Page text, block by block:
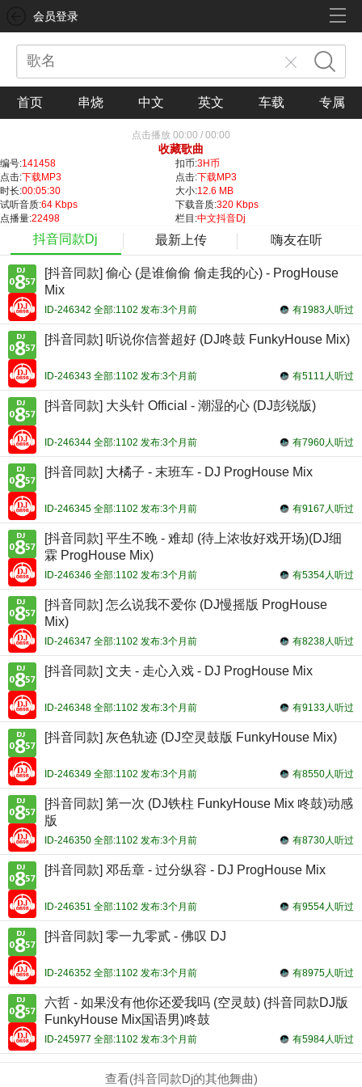
会员登录
首页 串烧 中文 英文 车载 专属
点击播放 00:00 / 00:00
收藏歌曲
编号:141458 扣币:3H币
点击:下载MP3 点击:下载MP3
时长:00:05:30 大小:12.6 MB
试听音质:64 Kbps 下载音质:320 Kbps
点播量:22498 栏目:中文抖音Dj
抖音同款Dj 最新上传 嗨友在听
[抖音同款] 偷心 (是谁偷偷 偷走我的心) - ProgHouse
Mix
有1983人听过
ID-246342 全部:1102 发布:3个月前
[抖音同款] 听说你信誉超好 (DJ咚鼓 FunkyHouse Mix)
有5111人听过
ID-246343 全部:1102 发布:3个月前
[抖音同款] 大头针 Official - 潮湿的心 (DJ彭锐版)
有7960人听过
ID-246344 全部:1102 发布:3个月前
[抖音同款] 大橘子 - 末班车 - DJ ProgHouse Mix
有9167人听过
ID-246345 全部:1102 发布:3个月前
[抖音同款] 平生不晚 - 难却 (待上浓妆好戏开场)(DJ细
霖 ProgHouse Mix)
有5354人听过
ID-246346 全部:1102 发布:3个月前
[抖音同款] 怎么说我不爱你 (DJ慢摇版 ProgHouse
Mix)
有8238人听过
ID-246347 全部:1102 发布:3个月前
[抖音同款] 文夫 - 走心入戏 - DJ ProgHouse Mix
有9133人听过
ID-246348 全部:1102 发布:3个月前
[抖音同款] 灰色轨迹 (DJ空灵鼓版 FunkyHouse Mix)
有8550人听过
ID-246349 全部:1102 发布:3个月前
[抖音同款] 第一次 (DJ铁柱 FunkyHouse Mix 咚鼓)动感
版
有8730人听过
ID-246350 全部:1102 发布:3个月前
[抖音同款] 邓岳章 - 过分纵容 - DJ ProgHouse Mix
有9554人听过
ID-246351 全部:1102 发布:3个月前
[抖音同款] 零一九零贰 - 佛叹 DJ
有8975人听过
ID-246352 全部:1102 发布:3个月前
六哲 - 如果没有他你还爱我吗 (空灵鼓) (抖音同款DJ版
FunkyHouse Mix国语男)咚鼓
有5984人听过
ID-245977 全部:1102 发布:3个月前
查看(抖音同款Dj的其他舞曲)